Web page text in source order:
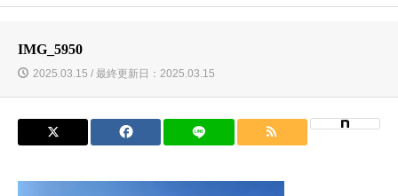
IMG_5950
2025.03.15 / 最終更新日：2025.03.15